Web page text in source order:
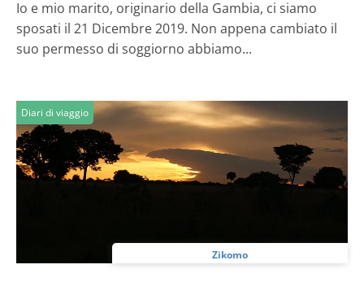
Io e mio marito, originario della Gambia, ci siamo
sposati il 21 Dicembre 2019. Non appena cambiato il
suo permesso di soggiorno abbiamo...
Diari di viaggio
Zikomo